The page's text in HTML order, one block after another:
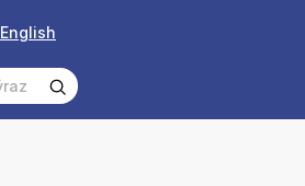
English